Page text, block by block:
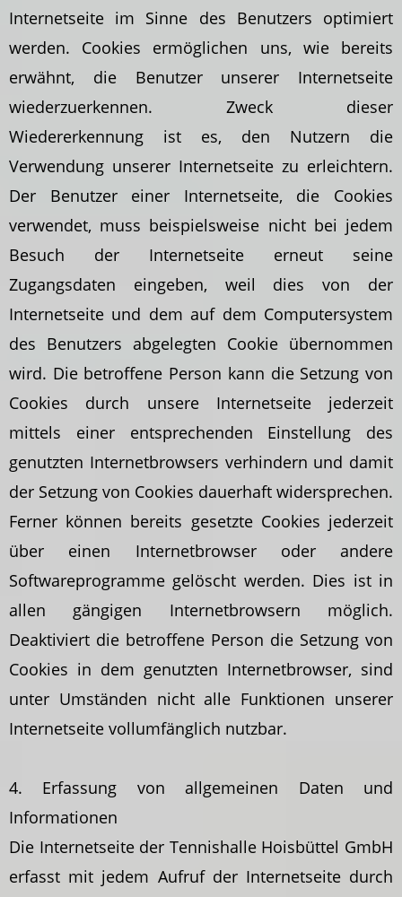
Internetseite im Sinne des Benutzers optimiert
werden. Cookies ermöglichen uns, wie bereits
erwähnt, die Benutzer unserer Internetseite
wiederzuerkennen. Zweck dieser
Wiedererkennung ist es, den Nutzern die
Verwendung unserer Internetseite zu erleichtern.
Der Benutzer einer Internetseite, die Cookies
verwendet, muss beispielsweise nicht bei jedem
Besuch der Internetseite erneut seine
Zugangsdaten eingeben, weil dies von der
Internetseite und dem auf dem Computersystem
des Benutzers abgelegten Cookie übernommen
wird. Die betroffene Person kann die Setzung von
Cookies durch unsere Internetseite jederzeit
mittels einer entsprechenden Einstellung des
genutzten Internetbrowsers verhindern und damit
der Setzung von Cookies dauerhaft widersprechen.
Ferner können bereits gesetzte Cookies jederzeit
über einen Internetbrowser oder andere
Softwareprogramme gelöscht werden. Dies ist in
allen gängigen Internetbrowsern möglich.
Deaktiviert die betroffene Person die Setzung von
Cookies in dem genutzten Internetbrowser, sind
unter Umständen nicht alle Funktionen unserer
Internetseite vollumfänglich nutzbar.
4. Erfassung von allgemeinen Daten und
Informationen
Die Internetseite der Tennishalle Hoisbüttel GmbH
erfasst mit jedem Aufruf der Internetseite durch